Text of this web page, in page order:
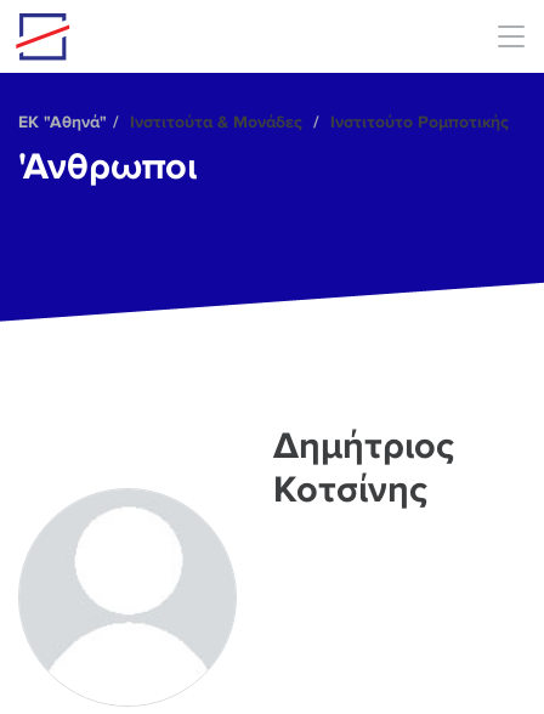
Skip to main content
ΕΚ "Αθηνά" Ινστιτούτα & Μονάδες Ινστιτούτο Ρομποτικής
'Ανθρωποι
Δημήτριος
Κοτσίνης